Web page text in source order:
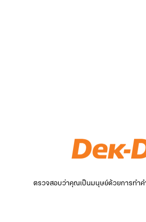
ตรวจสอบว่าคุณเป็นมนุษย์ด้วยการทำค